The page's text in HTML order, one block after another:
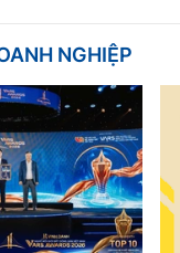
NGHIỆP